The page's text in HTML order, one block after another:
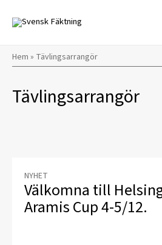
innehåll
Hem » Tävlingsarrangör
Tävlingsarrangör
NYHET
Välkomna till
Aramis Cup 4-5/12.